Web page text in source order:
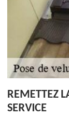
REMETTEZ
SERVICE